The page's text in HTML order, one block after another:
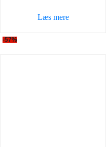
300,00 kr..
Læs mere
-57%